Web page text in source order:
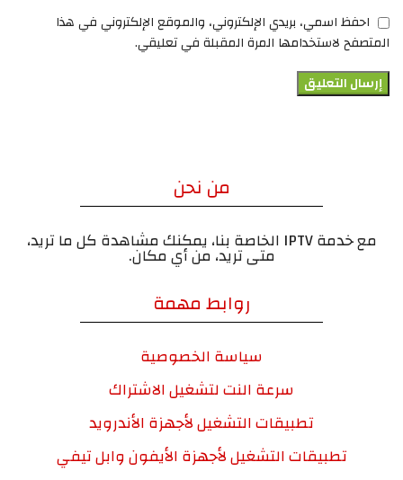
احفظ اسمي، بريدي الإلكتروني، والموقع الإلكتروني في هذا
المتصفح لاستخدامها المرة المقبلة في تعليقي.
من نحن
مع خدمة IPTV الخاصة بنا، يمكنك مشاهدة كل ما تريد،
متى تريد، من أي مكان.
روابط مهمة
سياسة الخصوصية
سرعة النت لتشغيل الاشتراك
تطبيقات التشغيل لأجهزة الأندرويد
تطبيقات التشغيل لأجهزة الأيفون وابل تيفي